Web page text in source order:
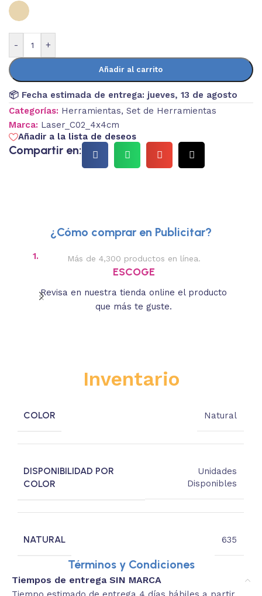
- +
Añadir al carrito
📦 Fecha estimada de entrega: jueves, 13 de agosto
Categorías: Herramientas, Set de Herramientas
Marca: Laser_C02_4x4cm
Añadir a la lista de deseos
Compartir en:
¿Cómo comprar en Publicitar?
1. Más de 4,300 productos en línea.
ESCOGE
Revisa en nuestra tienda online el producto
que más te guste.
Inventario
COLOR Natural
DISPONIBILIDAD POR
COLOR
Unidades
Disponibles
NATURAL 635
Términos y Condiciones
Tiempos de entrega SIN MARCA